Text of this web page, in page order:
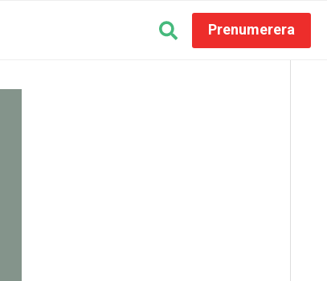
Prenumerera